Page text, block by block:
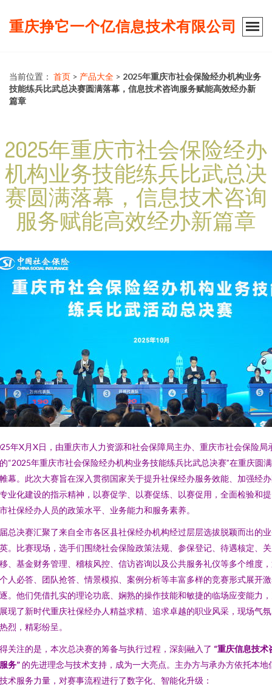
重庆挣它一个亿信息技术有限公司
当前位置： 首页 > 产品大全 > 2025年重庆市社会保险经办机构业务
技能练兵比武总决赛圆满落幕，信息技术咨询服务赋能高效经办新
篇章
2025年重庆市社会保险经办
机构业务技能练兵比武总决
赛圆满落幕，信息技术咨询
服务赋能高效经办新篇章
年X月X日，由重庆市人力资源和社会保障局主办、重庆市社会保险局
“2025年重庆市社会保险经办机构业务技能练兵比武总决赛”在重庆圆
幕。此次大赛旨在深入贯彻国家关于提升社保经办服务效能、加强经
业化建设的指示精神，以赛促学、以赛促练、以赛促用，全面检验和
社保经办人员的政策水平、业务能力和服务素养。
总决赛汇聚了来自全市各区县社保经办机构经过层层选拔脱颖而出的
。比赛现场，选手们围绕社会保险政策法规、参保登记、待遇核定、
、基金财务管理、稽核风控、信访咨询以及公共服务礼仪等多个维度
人必答、团队抢答、情景模拟、案例分析等丰富多样的竞赛形式展开
。他们凭借扎实的理论功底、娴熟的操作技能和敏捷的临场应变能力
现了新时代重庆社保经办人精益求精、追求卓越的职业风采，现场气
烈，精彩纷呈。
关注的是，本次总决赛的筹备与执行过程，深刻融入了 “重庆信息技术
务” 的先进理念与技术支持，成为一大亮点。主办方与承办方依托本地
术服务力量，对赛事流程进行了数字化、智能化升级：